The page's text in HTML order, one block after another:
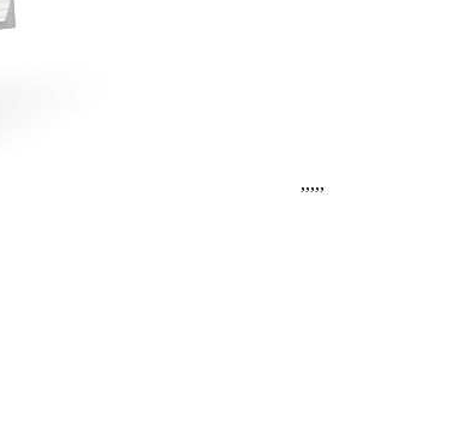
,,,,,